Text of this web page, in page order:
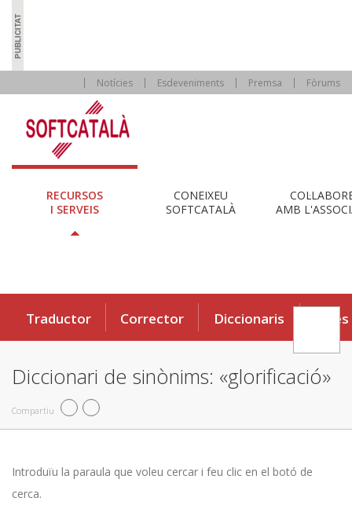
Notícies Esdeveniments Premsa Fòrums
RECURSOS
I SERVEIS
CONEIXEU
SOFTCATALÀ
AMB
Traductor Corrector Diccionaris Eines
Diccionari de sinònims: «glorificació»
Compartiu
Introduïu la paraula que voleu cercar i feu clic en el botó de
cerca.